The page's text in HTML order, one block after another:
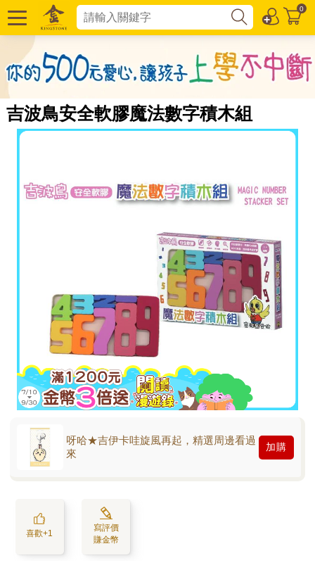
0
吉波鳥安全軟膠魔法數字積木組
呀哈★吉伊卡哇旋風再起，精選周邊看過
來
加購
喜歡+1
寫評價
賺金幣